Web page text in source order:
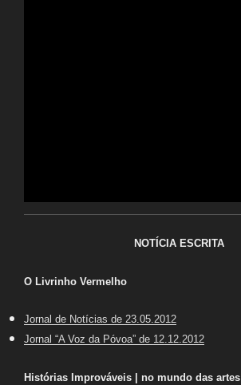
NOTÍCIA ESCRITA
O Livrinho Vermelho
Jornal de Notícias de 23.05.2012
Jornal “A Voz da Póvoa” de 12.12.2012
Histórias Improváveis | no mundo das artes